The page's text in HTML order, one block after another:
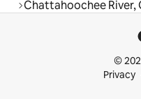
Chattahoochee River,
©
Privacy